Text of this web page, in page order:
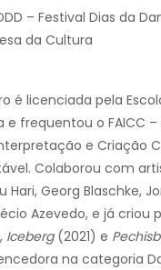
– Festival Dias da
da Cultura
é licenciada pela
e frequentou o FAICC
e Criação
Colaborou com
Hari, Georg Blaschke,
Azevedo, e já criou
Iceberg(2021) e
na categoria